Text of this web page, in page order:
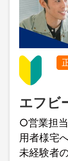
エフビ
○営業担
用者様宅
未経験者